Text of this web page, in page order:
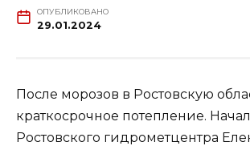
ОПУБЛИКОВАНО
29.01.2024
После морозов в Ростовскую
краткосрочное потепление.
Ростовского гидрометцентра